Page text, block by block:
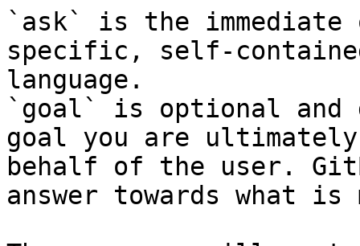
`ask` is the
specific, self-
language.
`goal` is optional and
goal you are
behalf of the user.
answer towards what